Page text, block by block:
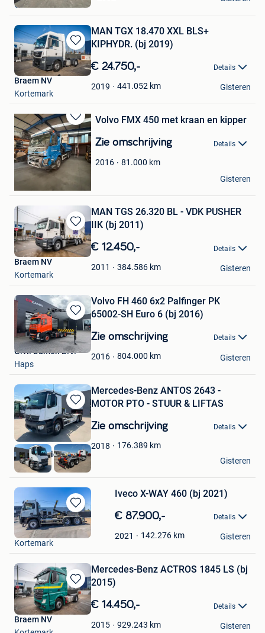
Favorieten
Oostrozebeke
Bewaren
in
Mijn
Favorieten
MAN TGX 18.470 XXL BLS+
KIPHYDR. (bj 2019)
€ 24.750,- Details
2019 441.052 km
Braem NV
Kortemark
Gisteren
Bewaren
in
Mijn
Favorieten
Volvo FMX 450 met kraan en kipper
Zie omschrijving Details
2016 81.000 km
Thomas Bellis
Gisteren
Bewaren
in
Mijn
Favorieten
MAN TGS 26.320 BL - VDK PUSHER
IIK (bj 2011)
€ 12.450,- Details
2011 384.586 km
Braem NV
Kortemark
Gisteren
Bewaren
in
Mijn
Favorieten
Volvo FH 460 6x2 Palfinger PK
65002-SH Euro 6 (bj 2016)
Zie omschrijving Details
2016 804.000 km
G.W. Damen B.V.
Haps
Gisteren
Bewaren
in
Mijn
Favorieten
Mercedes-Benz ANTOS 2643 -
MOTOR PTO - STUUR & LIFTAS
Zie omschrijving Details
2018 176.389 km
Vander Stichele
Roeselare
Gisteren
Bewaren
in
Mijn
Iveco X-WAY 460 (bj 2021)
€ 87.900,- Details
2021 142.276 km
Braem NV
Kortemark
Gisteren
Bewaren
in
Mijn
Favorieten
Mercedes-Benz ACTROS 1845 LS (bj
2015)
€ 14.450,- Details
2015 929.243 km
Braem NV
Gisteren